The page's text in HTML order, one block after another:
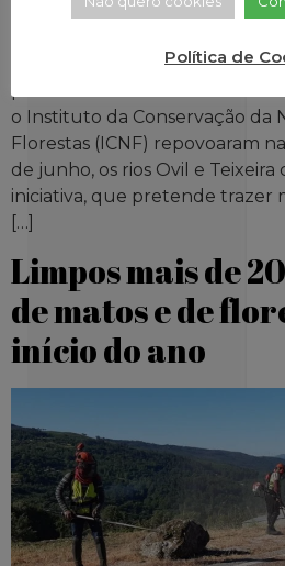
Desde 2010 já foram lançadas
perto de 30 mil trutas. A
o Instituto da Conservação da
Florestas (ICNF) repovoaram
de junho, os rios Ovil e
iniciativa, que pretende trazer
[…]
Limpos mais de
de matos e de
início do ano
Política de